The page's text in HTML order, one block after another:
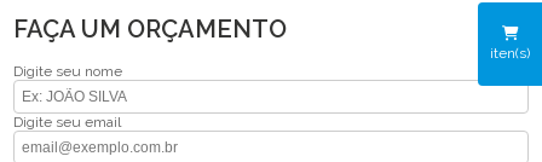
iten(s)
FAÇA UM ORÇAMENTO
Digite seu nome
Digite seu email